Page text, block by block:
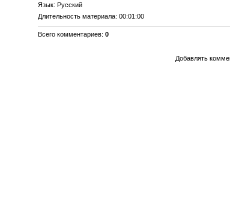
Язык: Русский
Длительность материала: 00:01:00
Всего комментариев: 0
Добавлять